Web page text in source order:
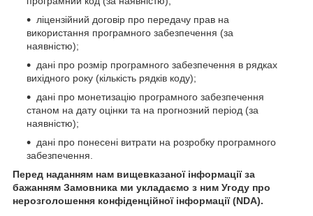
ліцензійний договір про передачу прав на
використання програмного забезпечення (за
наявністю);
дані про розмір програмного забезпечення в рядках
вихідного року (кількість рядків коду);
дані про монетизацію програмного забезпечення
станом на дату оцінки та на прогнозний період (за
наявністю);
дані про понесені витрати на розробку програмного
забезпечення
Перед наданням нам вищевказаної інформації за
бажанням Замовника ми укладаємо з ним Угоду про
нерозголошення конфіденційної інформації (NDA).